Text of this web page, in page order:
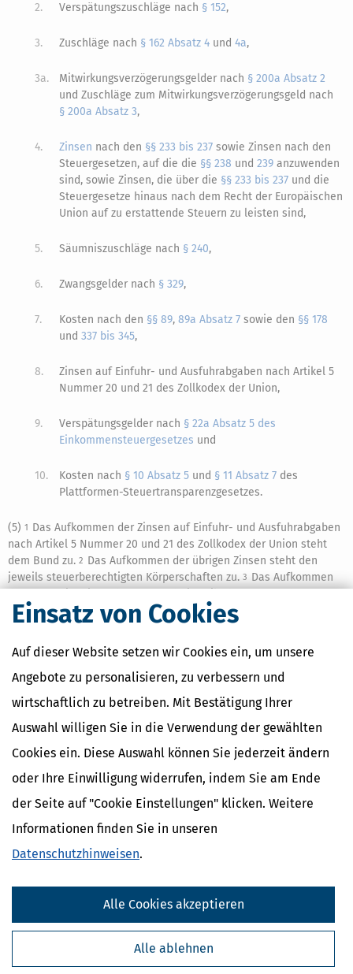
Einsatz von Cookies
Auf dieser Website setzen wir Cookies ein, um unsere
Angebote zu personalisieren, zu verbessern und
wirtschaftlich zu betreiben. Mit Bestätigung Ihrer
Auswahl willigen Sie in die Verwendung der gewählten
Cookies ein. Diese Auswahl können Sie jederzeit ändern
oder Ihre Einwilligung widerrufen, indem Sie am Ende
der Seite auf "Cookie Einstellungen" klicken. Weitere
Informationen finden Sie in unseren
Datenschutzhinweisen.
Alle ablehnen
Alle Cookies akzeptieren
2. Verspätungszuschläge nach § 152,
3. Zuschläge nach § 162 Absatz 4 und4a,
3a. Mitwirkungsverzögerungsgelder nach § 200a Absatz 2
und Zuschläge zum Mitwirkungsverzögerungsgeld nach
§ 200a Absatz 3,
4. Zinsen nach den §§ 233 bis 237 sowie Zinsen nach den
Steuergesetzen, auf die die §§ 238 und239 anzuwenden
sind, sowie Zinsen, die über die §§ 233 bis 237 und die
Steuergesetze hinaus nach dem Recht der Europäischen
Union auf zu erstattende Steuern zu leisten sind,
5. Säumniszuschläge nach § 240,
6. Zwangsgelder nach § 329,
7. Kosten nach den §§ 89,89a Absatz 7 sowie den §§ 178
und337 bis 345,
8.
Zinsen auf Einfuhr- und Ausfuhrabgaben nach Artikel 5
Nummer 20 und 21 des Zollkodex der Union,
9. Verspätungsgelder nach § 22a Absatz 5 des
Einkommensteuergesetzes und
10. Kosten nach § 10 Absatz 5 und § 11 Absatz 7 des
Plattformen-Steuertransparenzgesetzes.
(5) 1
Das Aufkommen der Zinsen auf Einfuhr- und Ausfuhrabgaben
nach Artikel 5 Nummer 20 und 21 des Zollkodex der Union steht
dem Bund zu. 2 Das Aufkommen der übrigen Zinsen steht den
jeweils steuerberechtigten Körperschaften zu. 3 Das Aufkommen
deren Behörde für die Erteilung der verbindlichen
zuständig ist.
Das Aufkommen der Kosten im Sinne des
Absatz 7
steht dem Bund und dem jeweils betroffenen Land je zur
Hälfte zu.
Das Aufkommen der Kosten nach§ 10 Absatz 5und
§ 11 Absatz 7des Plattformen-Steuertransparenzgesetzes steht
den verwaltenden Körperschaften zu.
Ähnliche Themen
Selbstständigkeit
Erben, Vererben & Schenken
Verwandte Lexikon-Begriffe
Kapitalertragsteuer Freibetrag -
Definition und Erklärung
CO2-Steuer - Was ist das?